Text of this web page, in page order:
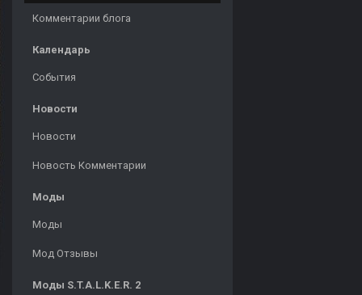
Комментарии блога
Календарь
События
Новости
Новости
Новость Комментарии
Моды
Моды
Мод Отзывы
Моды S.T.A.L.K.E.R. 2